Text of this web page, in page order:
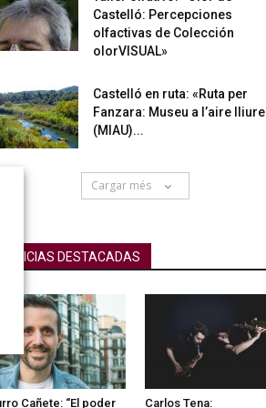
Castelló: Percepciones
olfactivas de Colección
olorVISUAL»
Castelló en ruta: «Ruta per
Fanzara: Museu a l’aire lliure
(MIAU)...
Cargar més
DESTACADAS
Cañete: “El poder Carlos Tena: